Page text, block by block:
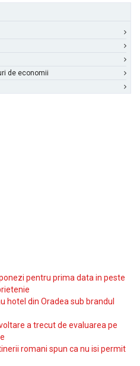
de economii
pentru prima data in peste
hotel din Oradea sub brandul
a trecut de evaluarea pe
romani spun ca nu isi permit